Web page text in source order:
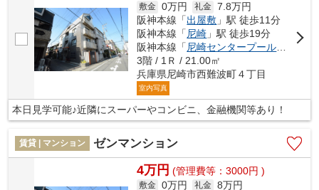
敷金 0万円 礼金 7.8万円
阪神本線「出屋敷 」駅 徒歩11分
阪神本線「尼崎 」駅 徒歩19分
阪神本線「尼崎センタープール前
」駅
3階 / 1Ｒ / 21.00㎡
兵庫県尼崎市西難波町４丁目
室内写真
本日見学可能♪近隣にスーパーやコンビニ、金融機関等あり！
賃貸 | マンション ゼンマンション
4万円 (管理費等：3000円 )
敷金 0万円 礼金 8万円